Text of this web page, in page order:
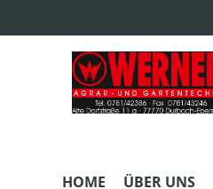
HOME ÜBER UNS